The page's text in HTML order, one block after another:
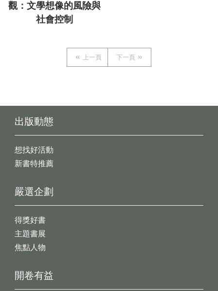
觀：文學想像的風險與
社會控制
上一頁 下一頁
出版動態
想找好活動
新書特推薦
開卷有益
嚴選企劃
得獎好書
主題書展
焦點人物